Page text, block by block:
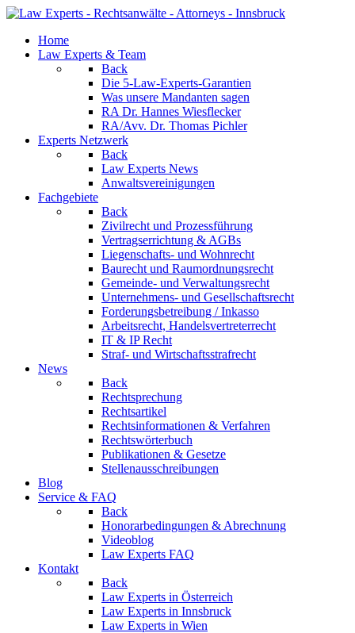
Home
Law Experts & Team
Back
Die 5-Law-Experts-Garantien
Was unsere Mandanten sagen
RA Dr. Hannes Wiesflecker
RA/Avv. Dr. Thomas Pichler
Experts Netzwerk
Back
Law Experts News
Anwaltsvereinigungen
Fachgebiete
Back
Zivilrecht und Prozessführung
Vertragserrichtung & AGBs
Liegenschafts- und Wohnrecht
Baurecht und Raumordnungsrecht
Gemeinde- und Verwaltungsrecht
Unternehmens- und Gesellschaftsrecht
Forderungsbetreibung / Inkasso
Arbeitsrecht, Handelsvertreterrecht
IT & IP Recht
Straf- und Wirtschaftsstrafrecht
News
Back
Rechtsprechung
Rechtsartikel
Rechtsinformationen & Verfahren
Rechtswörterbuch
Publikationen & Gesetze
Stellenausschreibungen
Blog
Service & FAQ
Back
Honorarbedingungen & Abrechnung
Videoblog
Law Experts FAQ
Kontakt
Back
Law Experts in Österreich
Law Experts in Innsbruck
Law Experts in Wien